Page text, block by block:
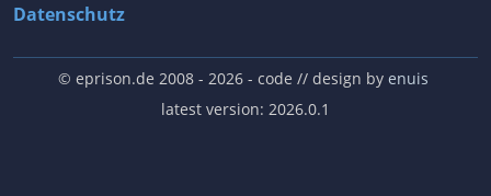
Datenschutz
© eprison.de 2008 - 2026- code // design by enuis
latest version: 2026.0.1